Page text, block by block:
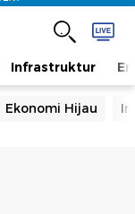
Infrastruktur
Ekonomi Hijau